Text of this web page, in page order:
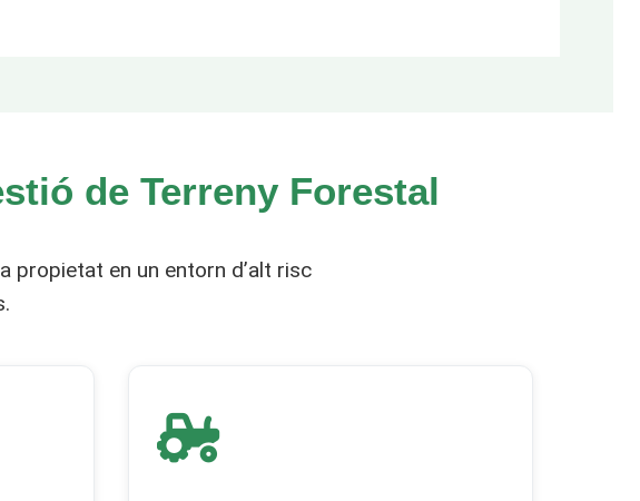
de Terreny Forestal
propietat en un entorn d’alt risc